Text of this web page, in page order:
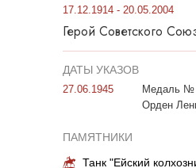
17.12.1914 - 20.05.2004
Герой Советского
ДАТЫ УКАЗОВ
27.06.1945
Медаль №
Орден
ПАМЯТНИКИ
Танк "Ейский